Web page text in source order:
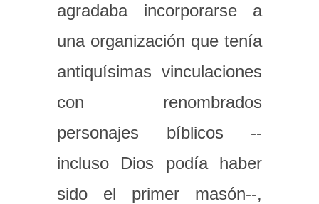
agradaba incorporarse a
una organización que tenía
antiquísimas vinculaciones
con renombrados
personajes bíblicos --
incluso Dios podía haber
sido el primer masón--,